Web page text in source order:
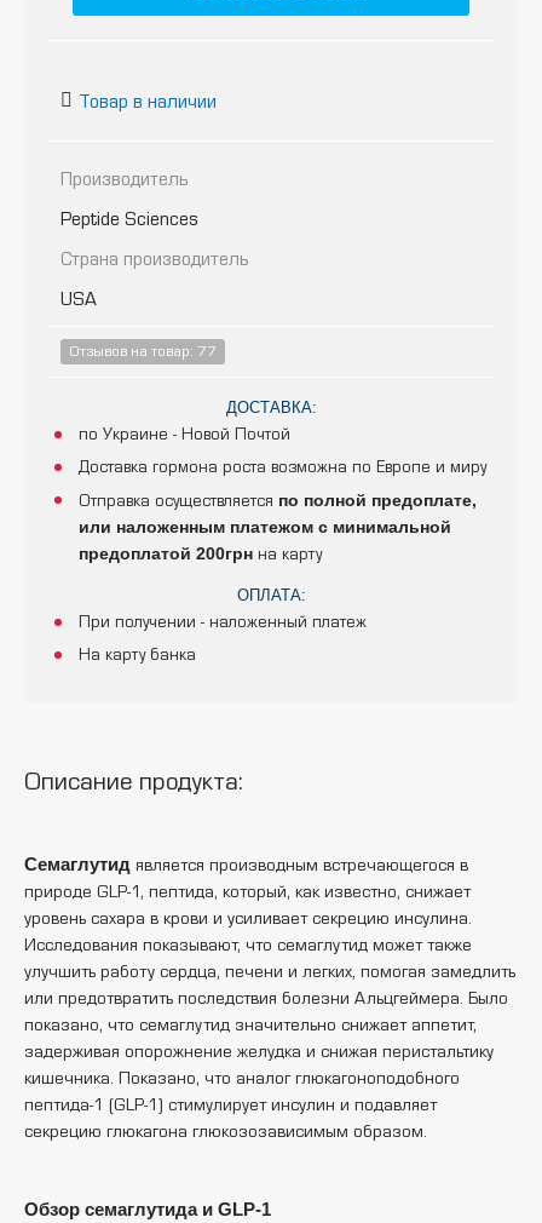
Товар в наличии
Производитель
Peptide Sciences
Страна производитель
USA
Отзывов на товар: 77
ДОСТАВКА:
по Украине - Новой Почтой
Доставка гормона роста возможна по Европе и миру
Отправка осуществляется по полной предоплате,
или наложенным платежом с минимальной
предоплатой 200грн на карту
ОПЛАТА:
При получении - наложенный платеж
На карту банка
Описание продукта:
Семаглутид является производным встречающегося в
природе GLP-1, пептида, который, как известно, снижает
уровень сахара в крови и усиливает секрецию инсулина.
Исследования показывают, что семаглутид может также
улучшить работу сердца, печени и легких, помогая замедлить
или предотвратить последствия болезни Альцгеймера. Было
показано, что семаглутид значительно снижает аппетит,
задерживая опорожнение желудка и снижая перистальтику
кишечника. Показано, что аналог глюкагоноподобного
пептида-1 (GLP-1) стимулирует инсулин и подавляет
секрецию глюкагона глюкозозависимым образом.
Обзор семаглутида и GLP-1